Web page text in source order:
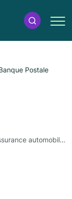
Postale
Banque · Conseil en gestion d'entreprise · Assurance automobile · Assurance